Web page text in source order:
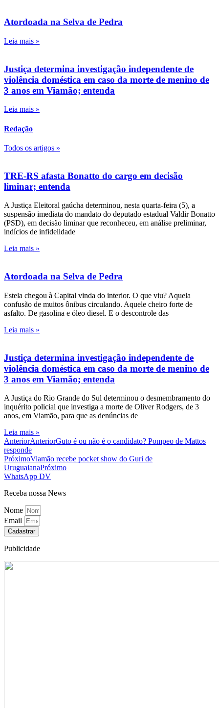
Atordoada na Selva de Pedra
Leia mais »
Justiça determina investigação independente de
violência doméstica em caso da morte de menino de
3 anos em Viamão; entenda
Leia mais »
Redação
Todos os artigos »
TRE-RS afasta Bonatto do cargo em decisão
liminar; entenda
A Justiça Eleitoral gaúcha determinou, nesta quarta-feira (5), a
suspensão imediata do mandato do deputado estadual Valdir Bonatto
(PSD), em decisão liminar que reconheceu, em análise preliminar,
indícios de infidelidade
Leia mais »
Atordoada na Selva de Pedra
Estela chegou à Capital vinda do interior. O que viu? Aquela
confusão de muitos ônibus circulando. Aquele cheiro forte de
asfalto. De gasolina e óleo diesel. E o descontrole das
Leia mais »
Justiça determina investigação independente de
violência doméstica em caso da morte de menino de
3 anos em Viamão; entenda
A Justiça do Rio Grande do Sul determinou o desmembramento do
inquérito policial que investiga a morte de Oliver Rodgers, de 3
anos, em Viamão, para que as denúncias de
Leia mais »
AnteriorAnteriorGuto é ou não é o candidato? Pompeo de Mattos
responde
PróximoViamão recebe pocket show do Guri de
UruguaianaPróximo
WhatsApp DV
Receba nossa News
Nome
Email
Cadastrar
Publicidade